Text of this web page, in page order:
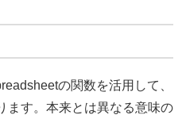
の関数を活用して、
ます。本来とは異なる意味の